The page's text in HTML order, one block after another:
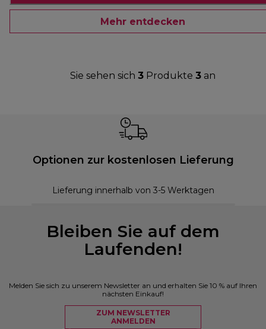
Mehr entdecken
Sie sehen sich 3Produkte 3an
Optionen zur kostenlosen Lieferung
Lieferung innerhalb von 3-5 Werktagen
Bleiben Sie auf dem
Laufenden!
Melden Sie sich zu unserem Newsletter an und erhalten Sie 10 % auf Ihren
nächsten Einkauf!
ZUM NEWSLETTER
ANMELDEN